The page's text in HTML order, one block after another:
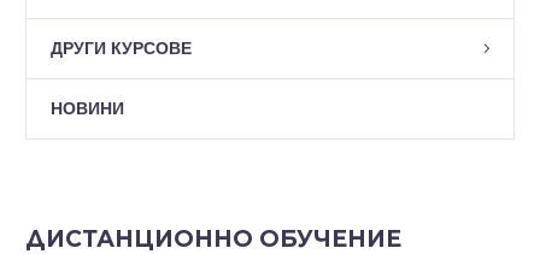
ДРУГИ КУРСОВЕ
НОВИНИ
ДИСТАНЦИОННО ОБУЧЕНИЕ